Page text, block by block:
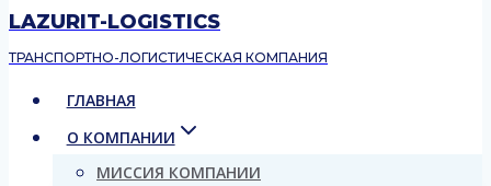
LAZURIT-LOGISTICS
ТРАНСПОРТНО-ЛОГИСТИЧЕСКАЯ КОМПАНИЯ
ГЛАВНАЯ
О КОМПАНИИ
МИССИЯ КОМПАНИИ